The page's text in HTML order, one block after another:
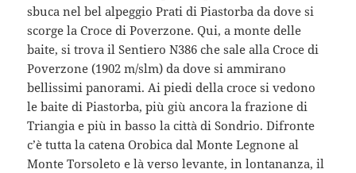
sbuca nel bel alpeggio Prati di Piastorba da dove si
scorge la Croce di Poverzone. Qui, a monte delle
baite, si trova il Sentiero N386 che sale alla Croce di
Poverzone (1902 m/slm) da dove si ammirano
bellissimi panorami. Ai piedi della croce si vedono
le baite di Piastorba, più giù ancora la frazione di
Triangia e più in basso la città di Sondrio. Difronte
c’è tutta la catena Orobica dal Monte Legnone al
Monte Torsoleto e là verso levante, in lontananza, il